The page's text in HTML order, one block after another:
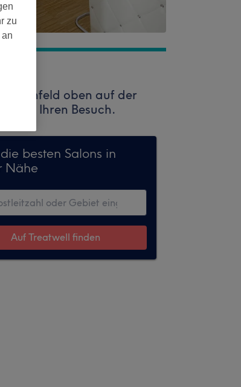
Suchfeld oben auf der
auf Ihren Besuch.
besten Salons in
Nähe
Auf Treatwell finden
zu